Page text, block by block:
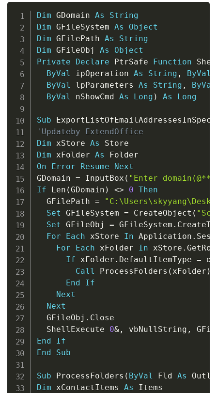
Dim GDomain As
String
Dim GFileSystem As
Object
Dim GFilePath As
String
Dim GFileObj As
Object
Private
Declare PtrSafe Function
ByVal
ipOperation As String , ByVal
ByVal
lpParameters As String , ByVal
ByVal
nShowCmd As Long ) As Long
Sub
'Updateby ExtendOffice
Dim xStore As
Dim xFolder As
On
Error Resume
Next
GDomain = InputBox ( "Enter
If Len (GDomain ) <> 0 Then
  GFilePath
=
Set GFileSystem = CreateObject (
Set GFileObj = GFileSystem .
For
Each xStore In Application .
For
Each xFolder In xStore .
If xFolder . DefaultItemType =
Call
ProcessFolders ( xFolder )
End
If
Next
Next
  GFileObj
. Close
  ShellExecute
0&, vbNullString ,
End
If
End
Sub
Sub ProcessFolders ( ByVal Fld As
Dim xContactItems As